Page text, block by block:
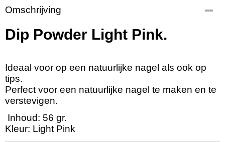
Productcode
KSDP139
EAN code
637390562544
Bruto gewicht
0,09 Kg
Afmetingen (l,b,h)
5,50 x 5,50 x 5 cm
Omschrijving
Dip Powder Light Pink.
Ideaal voor op een natuurlijke nagel als ook op
tips.
Perfect voor een natuurlijke nagel te maken en te
verstevigen.
Inhoud: 56 gr.
Kleur: Light Pink